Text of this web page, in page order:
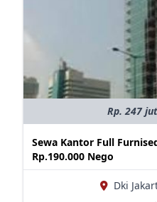
Rp. 247
Sewa Kantor Full
Rp.190.000 Nego
Dki